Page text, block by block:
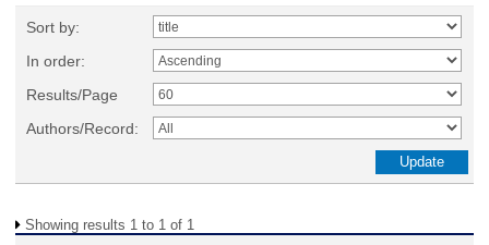
Sort by:
In order:
Results/Page
Authors/Record:
Showing results 1 to 1 of 1